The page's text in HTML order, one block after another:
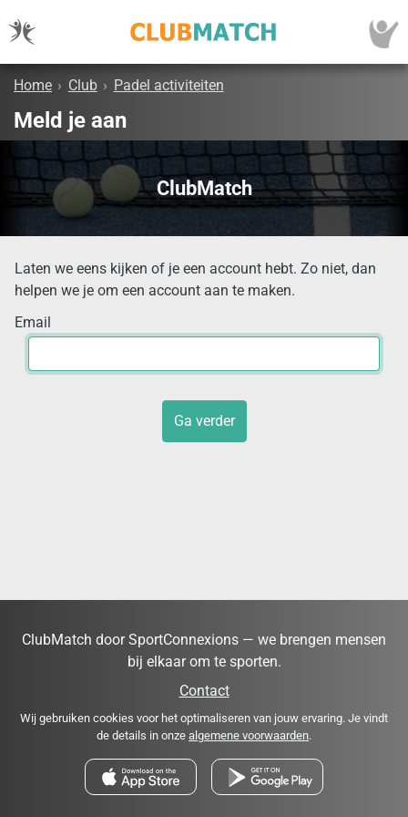
Home › Club › Padel activiteiten
Meld je aan
ClubMatch
Laten we eens kijken of je een account hebt. Zo niet, dan
helpen we je om een account aan te maken.
Email
Ga verder
ClubMatch door SportConnexions — we brengen mensen
bij elkaar om te sporten.
Contact
Wij gebruiken cookies voor het optimaliseren van jouw ervaring. Je vindt
de details in onze algemene voorwaarden.